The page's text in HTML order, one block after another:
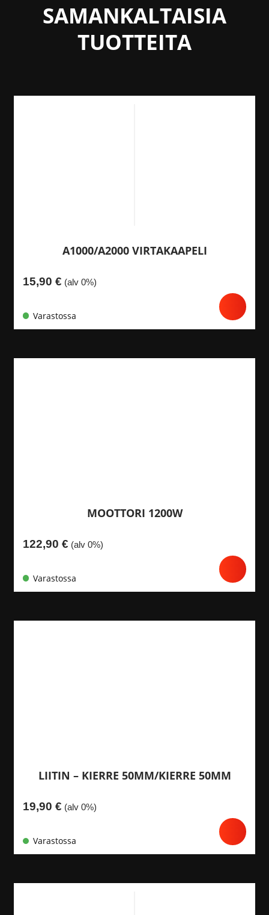
SAMANKALTAISIA
TUOTTEITA
A1000/A2000 VIRTAKAAPELI
15,90 € (alv 0%)
Varastossa
MOOTTORI 1200W
122,90 € (alv 0%)
Varastossa
LIITIN – KIERRE 50MM/KIERRE 50MM
19,90 € (alv 0%)
Varastossa